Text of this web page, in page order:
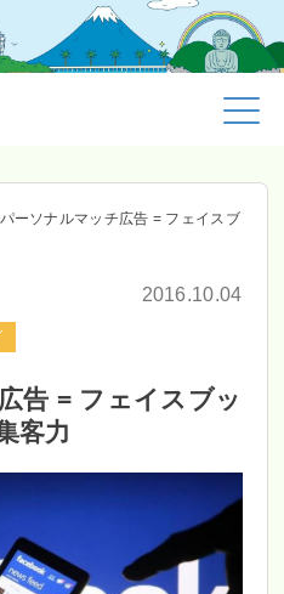
パーソナルマッチ広告 = フェイスブ
2016.10.04
告 = フェイスブッ
客力